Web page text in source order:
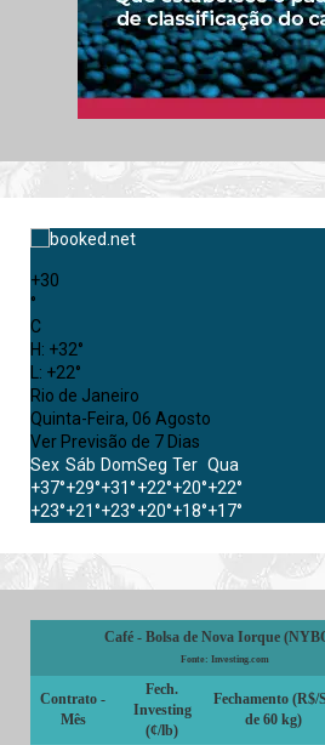
+30
°
C
H: +32°
L: +22°
Rio de Janeiro
Quinta-Feira, 06 Agosto
Ver Previsão de 7 Dias
Sex Sáb DomSeg Ter Qua
+37°+29°+31°+22°+20°+22°
+23°+21°+23°+20°+18°+17°
Café - Bolsa de Nova Iorque
Fonte: Investing.com
Contrato -
Mês
Fech.
Investing
(¢/lb)
Fechamento (R$/
de 60 kg)